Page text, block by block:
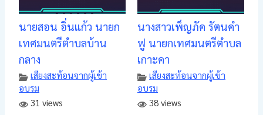
นายสอน อิ่นแก้ว นายก
เทศมนตรีตำบลบ้าน
กลาง
เสียงสะท้อนจากผู้เข้า
อบรม
31 views
นางสาวเพ็ญภัค รัตนคำ
ฟู นายกเทศมนตรีตำบล
เกาะคา
เสียงสะท้อนจากผู้เข้า
อบรม
38 views